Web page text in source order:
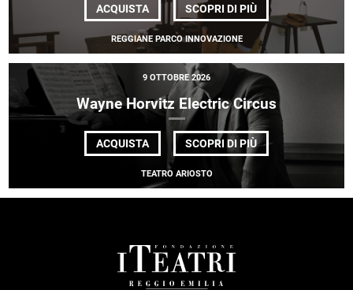
ACQUISTA SCOPRI DI PIÙDI
SQUARE
REGGIO
EMILIA
<EM>OFFICINE
REGGIANE</EM>
REGGIANE PARCO INNOVAZIONE
9 OTTOBRE 2026
Wayne Horvitz Electric Circus
ACQUISTA SCOPRI DI PIÙDI
WAYNE
HORVITZ
ELECTRIC
CIRCUS
TEATRO ARIOSTO